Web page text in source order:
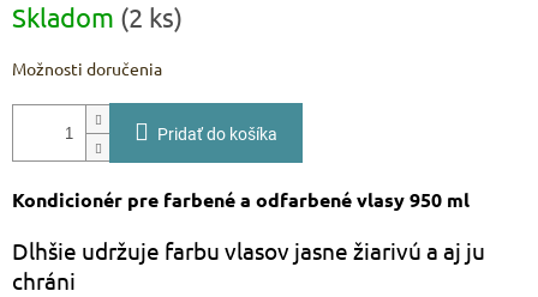
cena:
Skladom (2 ks)
Možnosti doručenia
Pridať do košíka
Kondicionér pre farbené a odfarbené vlasy 950 ml
Dlhšie udržuje farbu vlasov jasne žiarivú a aj ju
chráni